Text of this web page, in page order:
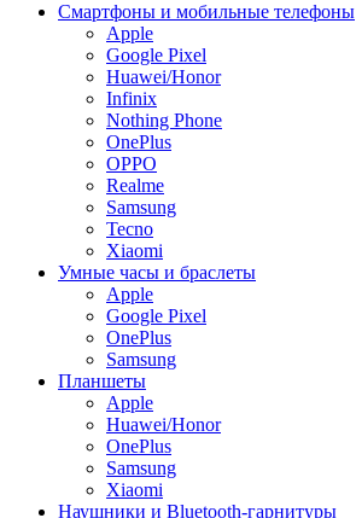
Смартфоны и мобильные телефоны
Apple
Google Pixel
Huawei/Honor
Infinix
Nothing Phone
OnePlus
OPPO
Realme
Samsung
Tecno
Xiaomi
Умные часы и браслеты
Apple
Google Pixel
OnePlus
Samsung
Планшеты
Apple
Huawei/Honor
OnePlus
Samsung
Xiaomi
Наушники и Bluetooth-гарнитуры